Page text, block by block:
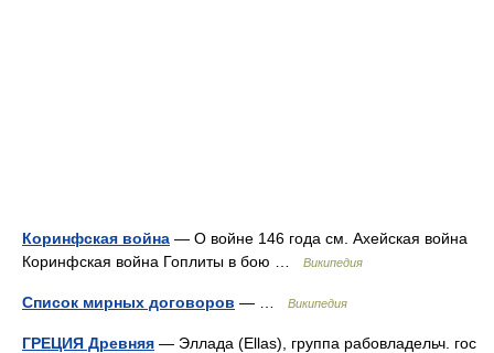
Коринфская война — О войне 146 года см. Ахейская война
Коринфская война Гоплиты в бою …
Википедия
Список мирных договоров — … Википедия
ГРЕЦИЯ Древняя — Эллада (Ellas), группа рабовладельч. гос